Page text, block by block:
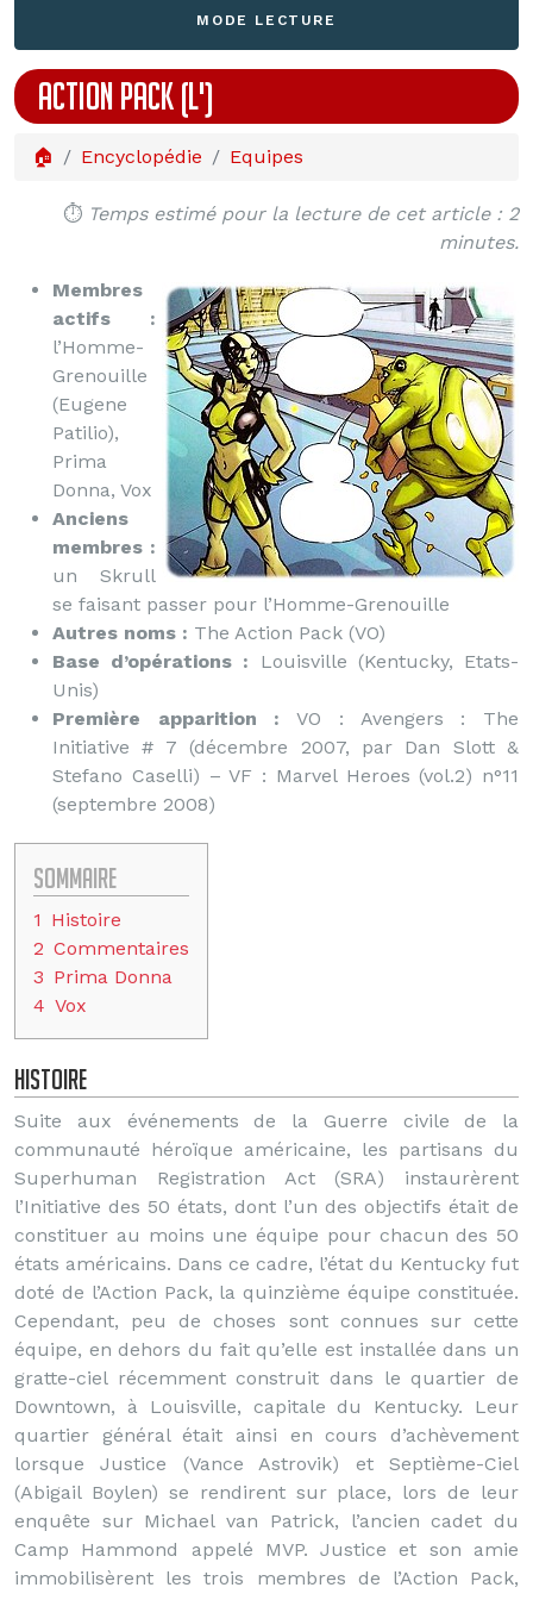
MODE LECTURE
ACTION PACK (L')
🏠 Encyclopédie Equipes
⏱️ Temps estimé pour la lecture de cet article : 2
minutes.
Membres
actifs :
l’Homme-
Grenouille
(Eugene
Patilio),
Prima
Donna, Vox
Anciens
membres :
un Skrull
se faisant passer pour l’Homme-Grenouille
Autres noms : The Action Pack (VO)
Base d’opérations : Louisville (Kentucky, Etats-
Unis)
Première apparition : VO : Avengers : The
Initiative # 7 (décembre 2007, par Dan Slott &
Stefano Caselli) – VF : Marvel Heroes (vol.2) n°11
(septembre 2008)
Sommaire
1 Histoire
2 Commentaires
3 Prima Donna
4 Vox
Histoire
Suite aux événements de la Guerre civile de la
communauté héroïque américaine, les partisans du
Superhuman Registration Act (SRA) instaurèrent
l’Initiative des 50 états, dont l’un des objectifs était de
constituer au moins une équipe pour chacun des 50
états américains. Dans ce cadre, l’état du Kentucky fut
doté de l’Action Pack, la quinzième équipe constituée.
Cependant, peu de choses sont connues sur cette
équipe, en dehors du fait qu’elle est installée dans un
gratte-ciel récemment construit dans le quartier de
Downtown, à Louisville, capitale du Kentucky. Leur
quartier général était ainsi en cours d’achèvement
lorsque Justice (Vance Astrovik) et Septième-Ciel
(Abigail Boylen) se rendirent sur place, lors de leur
enquête sur Michael van Patrick, l’ancien cadet du
Camp Hammond appelé MVP. Justice et son amie
immobilisèrent les trois membres de l’Action Pack,